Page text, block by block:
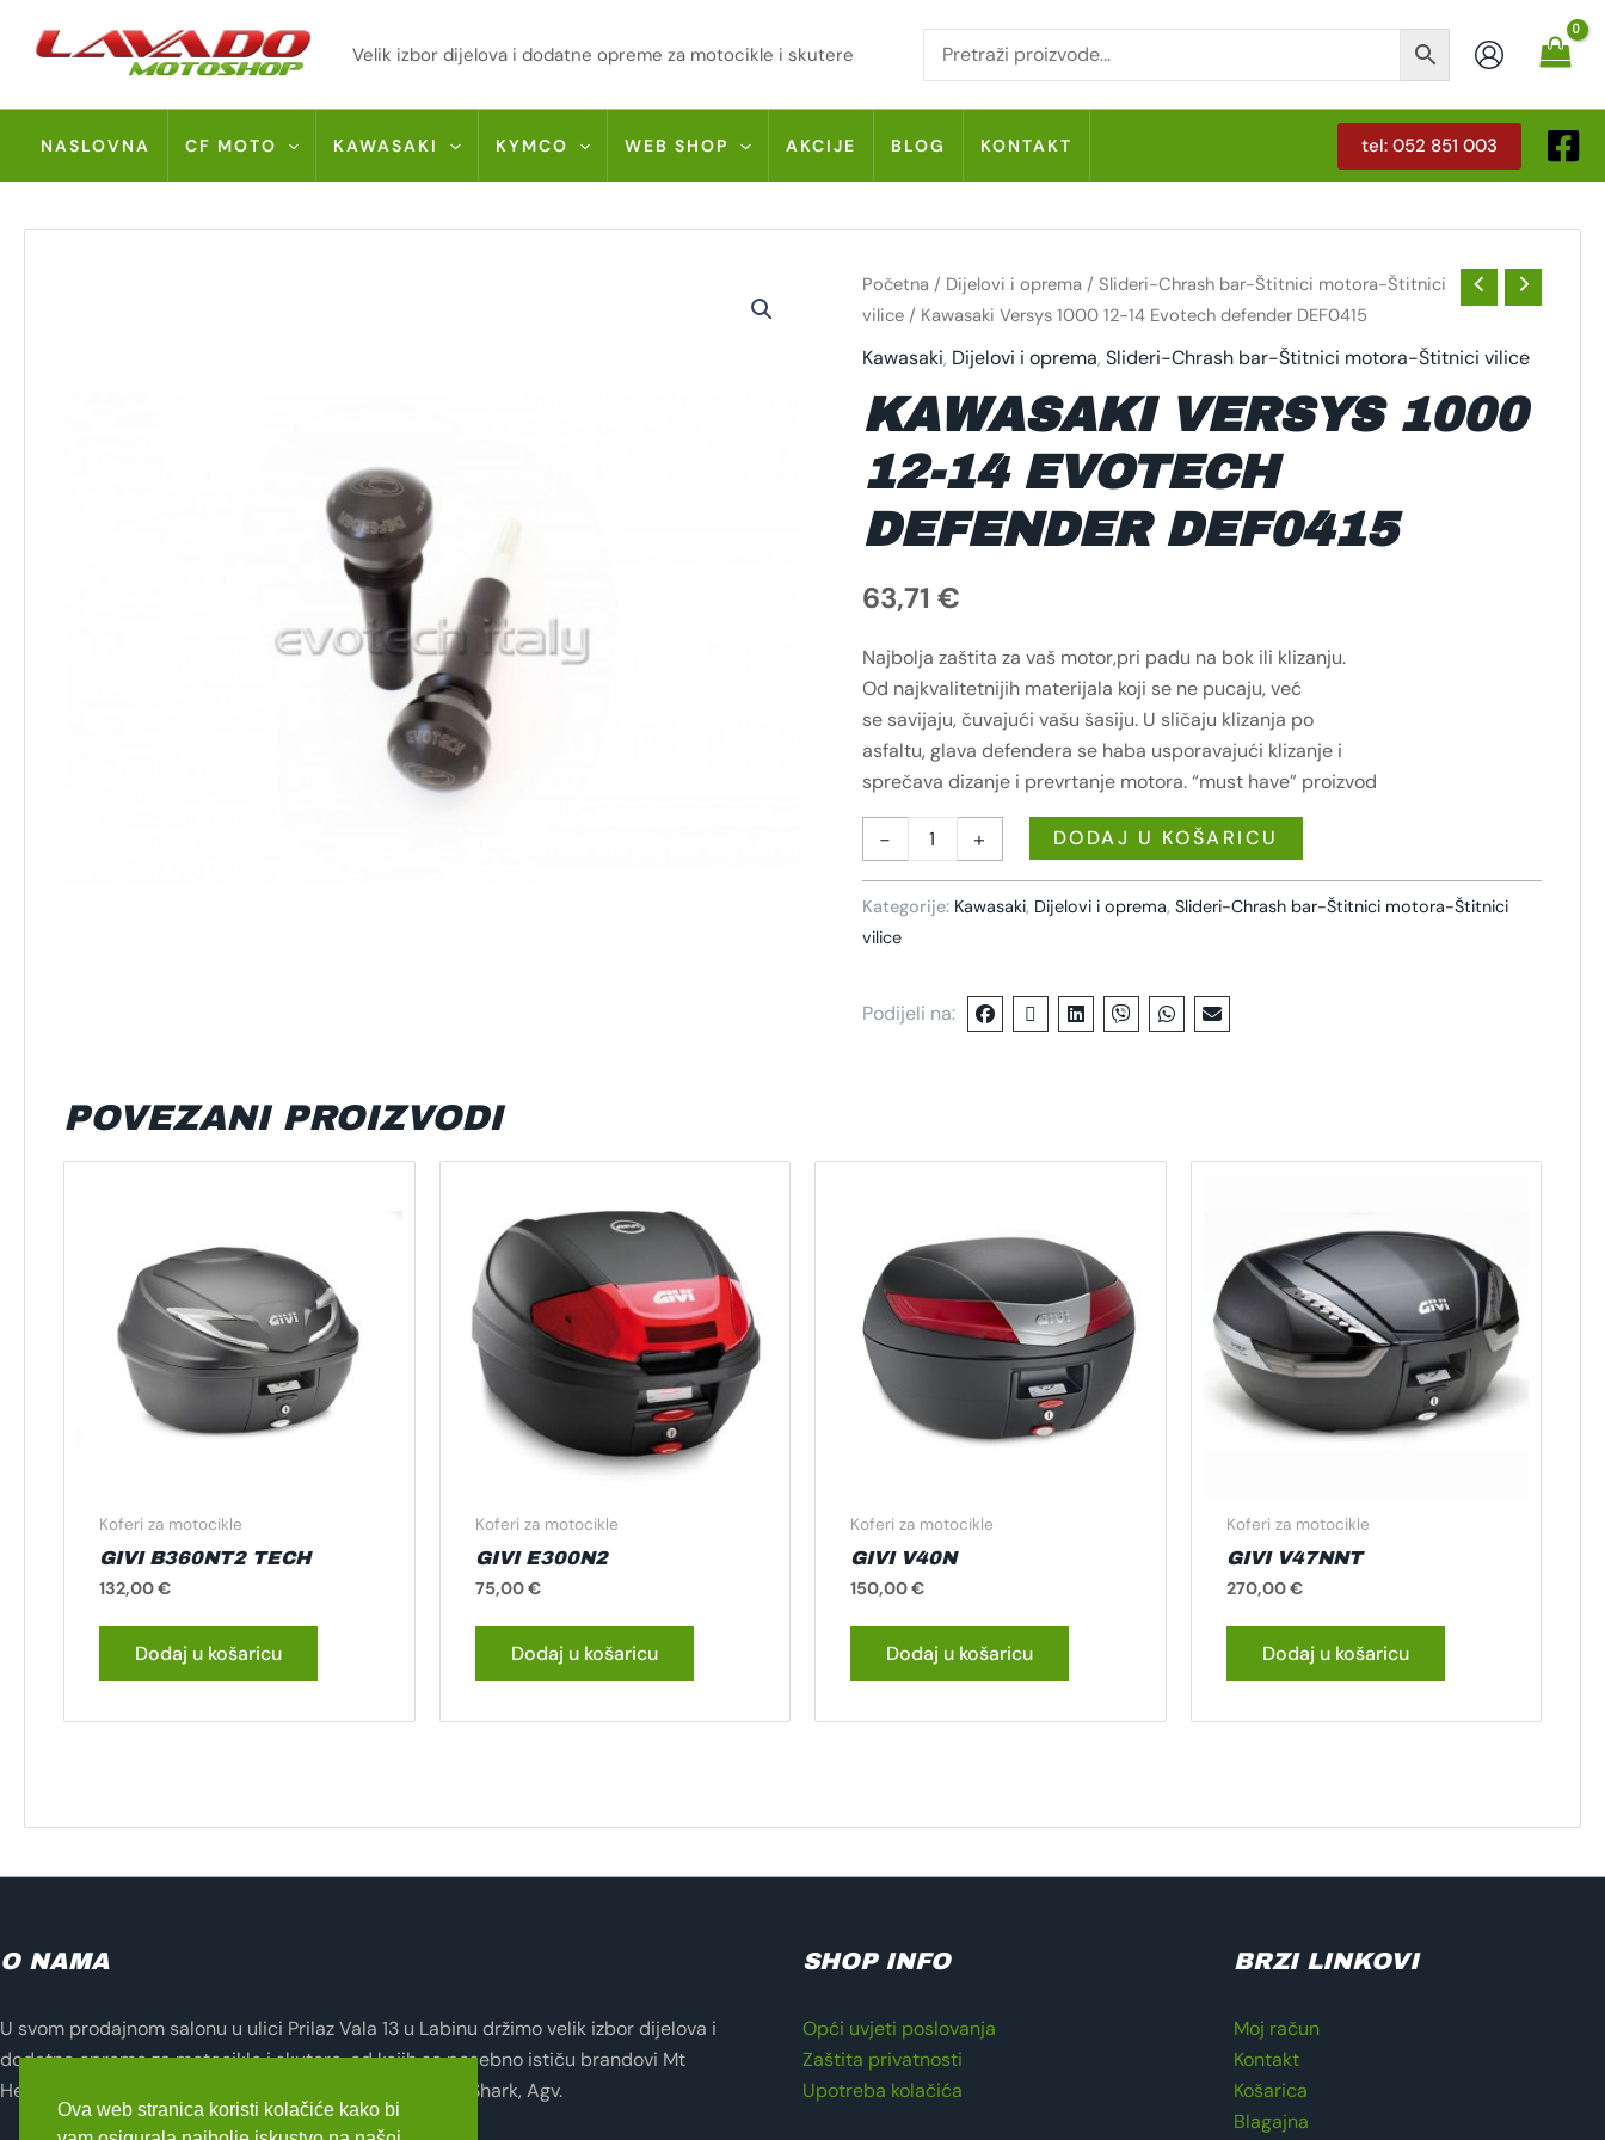
Velik izbor dijelova i dodatne opreme za motocikle i skutere
NASLOVNA CF MOTO KAWASAKI KYMCO WEB SHOP AKCIJE BLOG KONTAKT tel: 052 851 003
Početna / Dijelovi i oprema / Slideri-Chrash bar-Štitnici motora-Štitnici
vilice/ Kawasaki Versys 1000 12-14 Evotech defender DEF0415
Kawasaki, Dijelovi i oprema, Slideri-Chrash bar-Štitnici motora-Štitnici vilice
KAWASAKI VERSYS 1000
12-14 EVOTECH
DEFENDER DEF0415
63,71 €
Najbolja zaštita za vaš motor,pri padu na bok ili klizanju.
Od najkvalitetnijih materijala koji se ne pucaju, već
se savijaju, čuvajući vašu šasiju. U sličaju klizanja po
asfaltu, glava defendera se haba usporavajući klizanje i
sprečava dizanje i prevrtanje motora. “must have” proizvod
-
KAWASAKI
VERSYS
1000
14
EVOTECH
DEF0415
KOLIČINA
+ DODAJ U KOŠARICU
Kategorije: Kawasaki, Dijelovi i oprema, Slideri-Chrash bar-Štitnici motora-Štitnici
vilice
Podijeli na:
POVEZANI PROIZVODI
Koferi za motocikle
GIVI B360NT2 TECH
132,00€
Dodaj u košaricu
Koferi za motocikle
GIVI E300N2
75,00€
Dodaj u košaricu
Koferi za motocikle
GIVI V40N
150,00€
Dodaj u košaricu
Koferi za motocikle
GIVI V47NNT
270,00€
Dodaj u košaricu
O NAMA
U svom prodajnom salonu u ulici Prilaz Vala 13 u Labinu držimo velik izbor dijelova i
dodatne opreme za motocikle i skutere, od kojih se posebno ističu brandovi Mt
Helmets, Lampa, Evotech, Seventy Degrees, Zandona, Shark, Agv.
SHOP INFO
Opći uvjeti poslovanja
Zaštita privatnosti
Upotreba kolačića
BRZI LINKOVI
Moj račun
Kontakt
Košarica
Blagajna
Ova web stranica koristi kolačiće kako bi